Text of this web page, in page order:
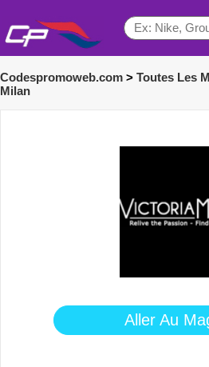
Codespromoweb.com > Toutes Les
Milan
Aller Au